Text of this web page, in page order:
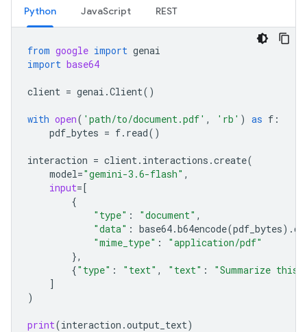
Python JavaScript REST
from google import genai
import base64
client = genai .Client()
with open( 'path/to/document.pdf' , 'rb' ) as f :
pdf_bytes = f. read()
interaction = client. interactions .create(
model="gemini-3.6-flash" ,
input=[
{
"type" : "document" ,
"data" : base64.b64encode(pdf_bytes) .
"mime_type" :
"application/pdf"
},
{"type" : "text" , "text" :
"Summarize this
]
)
print(interaction .output_text)